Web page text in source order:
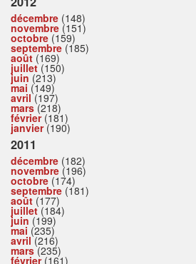
décembre (148)
novembre (151)
octobre (159)
septembre (185)
août (169)
juillet(150)
juin (213)
mai (149)
avril(197)
mars(218)
février(181)
janvier(190)
2011
décembre (182)
novembre (196)
octobre (174)
septembre (181)
août (177)
juillet(184)
juin (199)
mai (235)
avril(216)
mars(235)
février(161)